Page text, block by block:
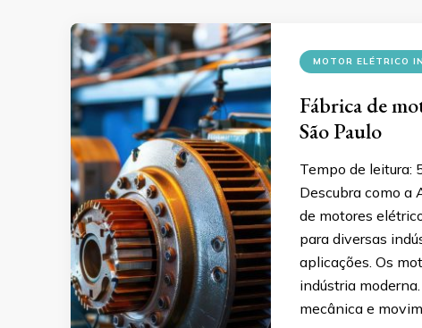
MOTOR ELÉTRICO
Fábrica de
São Paulo
Tempo de leitura:
Descubra como a
de motores
para diversas
aplicações. Os
indústria
mecânica e